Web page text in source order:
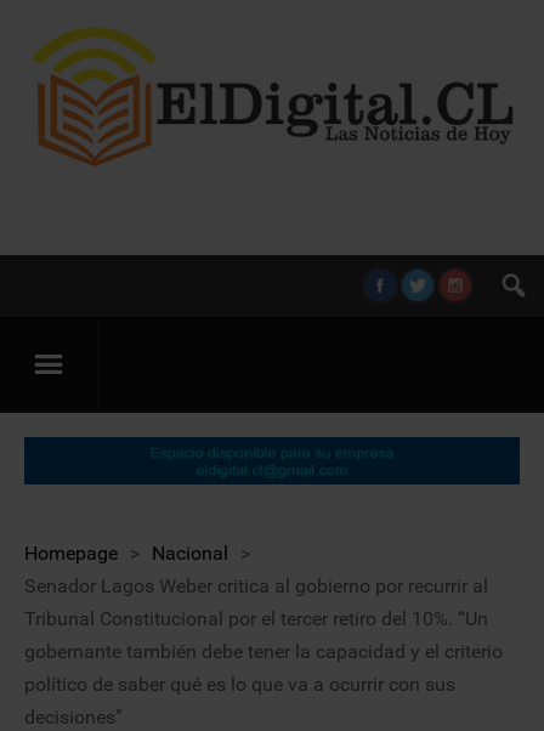
Homepage > Nacional
>
Senador Lagos Weber critica al gobierno por recurrir al
Tribunal Constitucional por el tercer retiro del 10%. “Un
gobernante también debe tener la capacidad y el criterio
político de saber qué es lo que va a ocurrir con sus
decisiones”